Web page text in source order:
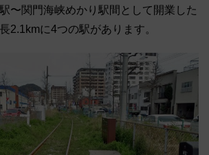
〜関門海峡めかり駅間として開業した
2.1kmに4つの駅があります。